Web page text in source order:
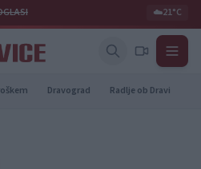
☁️21°C
Dravograd Radlje ob Dravi